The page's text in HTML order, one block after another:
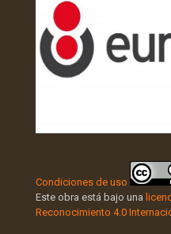
Condiciones de uso
Este obra está bajo una
Reconocimiento 4.0